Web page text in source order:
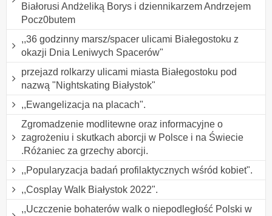
Białorusi Andżeliką Borys i dziennikarzem Andrzejem
Pocz0butem
,,36 godzinny marsz/spacer ulicami Białegostoku z
okazji Dnia Leniwych Spacerów"
przejazd rolkarzy ulicami miasta Białegostoku pod
nazwą "Nightskating Białystok"
,,Ewangelizacja na placach".
Zgromadzenie modlitewne oraz informacyjne o
zagrożeniu i skutkach aborcji w Polsce i na Świecie
.Różaniec za grzechy aborcji.
,,Popularyzacja badań profilaktycznych wśród kobiet".
,,Cosplay Walk Białystok 2022".
,,Uczczenie bohaterów walk o niepodległość Polski w